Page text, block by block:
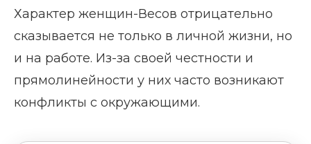
Характер женщин-Весов отрицательно
сказывается не только в личной жизни, но
и на работе. Из-за своей честности и
прямолинейности у них часто возникают
конфликты с окружающими.